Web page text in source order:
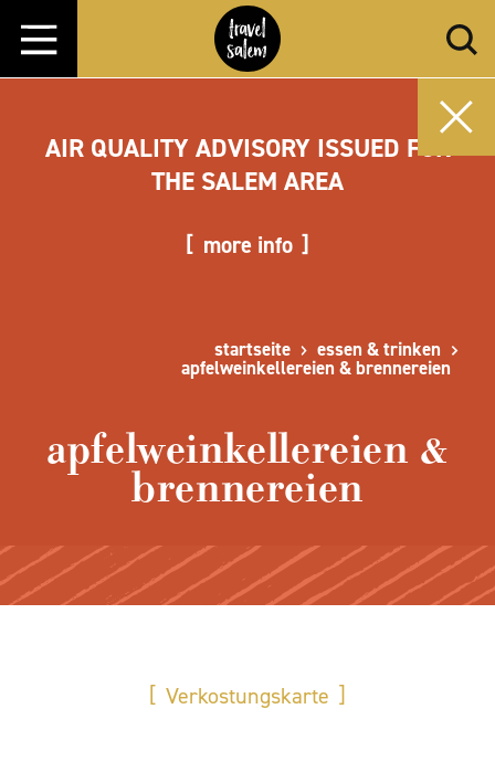
Zum Inhalt springen
AIR QUALITY ADVISORY ISSUED FOR
THE SALEM AREA
more info
startseite essen & trinken
apfelweinkellereien & brennereien
apfelweinkellereien &
brennereien
Verkostungskarte